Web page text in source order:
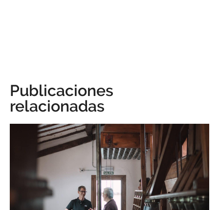
Publicaciones
relacionadas